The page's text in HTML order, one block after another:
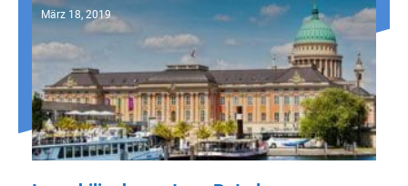
März 18, 2019